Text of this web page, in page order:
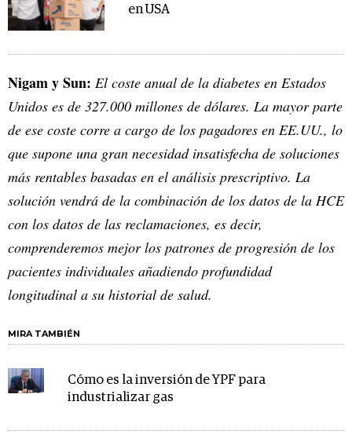
en USA
Nigam y Sun: El coste anual de la diabetes en Estados
Unidos es de 327.000 millones de dólares. La mayor parte
de ese coste corre a cargo de los pagadores en EE.UU., lo
que supone una gran necesidad insatisfecha de soluciones
más rentables basadas en el análisis prescriptivo. La
solución vendrá de la combinación de los datos de la HCE
con los datos de las reclamaciones, es decir,
comprenderemos mejor los patrones de progresión de los
pacientes individuales añadiendo profundidad
longitudinal a su historial de salud.
MIRA TAMBIÉN
Cómo es la inversión de YPF para
industrializar gas